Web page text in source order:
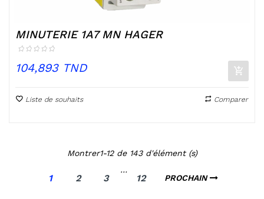
MINUTERIE 1A7 MN HAGER
Prix
104,893 TND
Liste de souhaits Comparer
Montrer1-12 de 143 d'élément (s)
1 2 3
…
12 PROCHAIN